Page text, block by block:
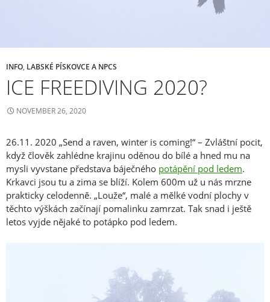
INFO LABSKÉ PÍSKOVCE A NPCS
ICE FREEDIVING 2020?
NOVEMBER 26, 2020
26.11. 2020 „Send a raven, winter is coming!“ – Zvláštní pocit,
když člověk zahlédne krajinu oděnou do bílé a hned mu na
mysli vyvstane představa báječného potápění pod ledem.
Krkavci jsou tu a zima se blíží. Kolem 600m už u nás mrzne
prakticky celodenně. „Louže“, malé a mělké vodní plochy v
těchto výškách začínají pomalinku zamrzat. Tak snad i ještě
letos vyjde nějaké to potápko pod ledem.